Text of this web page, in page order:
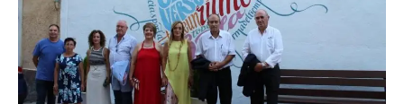
Ayuntamiento
de
Molinicos
inauguran
“Museo